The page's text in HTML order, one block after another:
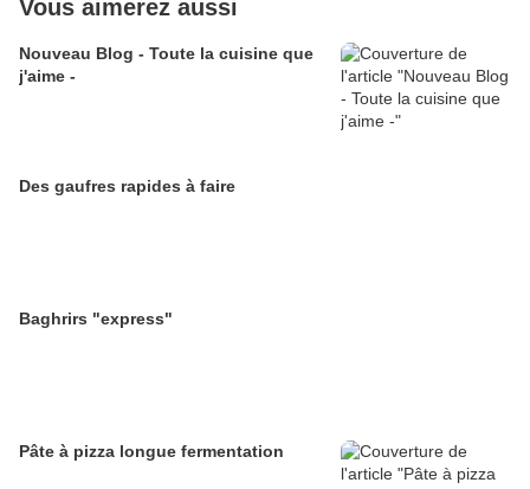
Vous aimerez aussi
Nouveau Blog - Toute la cuisine que
j'aime -
Des gaufres rapides à faire
Baghrirs "express"
Pâte à pizza longue fermentation